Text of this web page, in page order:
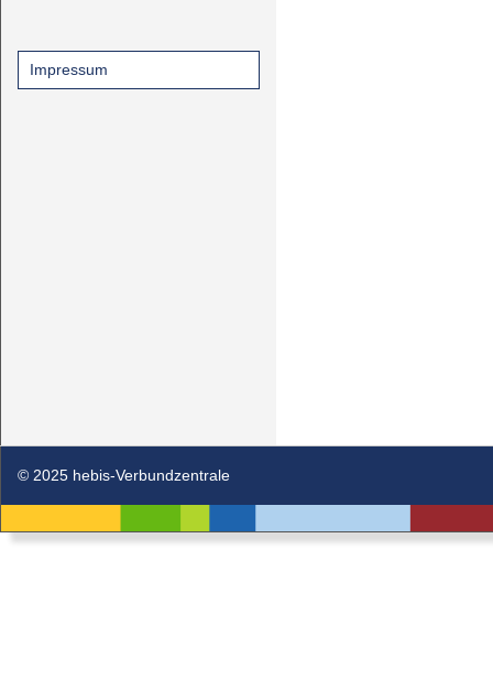
Impressum
© 2025 hebis-Verbundzentrale